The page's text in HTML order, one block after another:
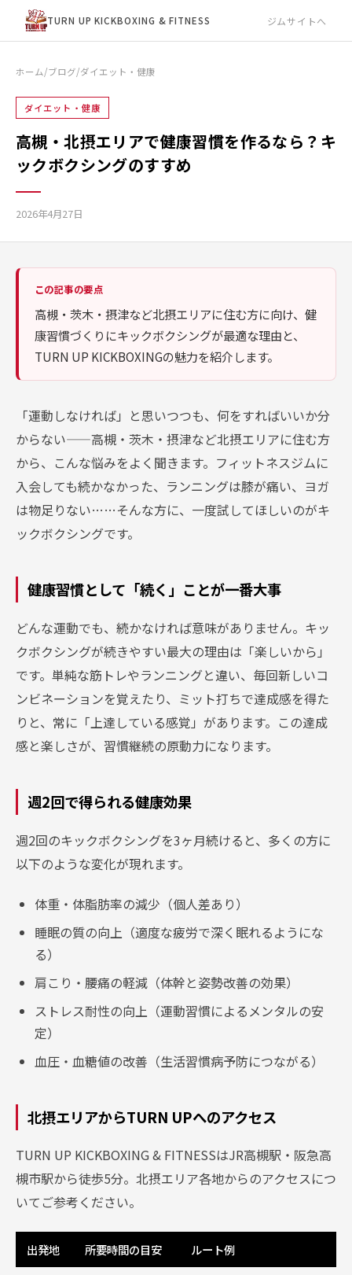
TURN UP KICKBOXING & FITNESS ジムサイトへ
ホーム/ブログ/ダイエット・健康
ダイエット・健康
高槻・北摂エリアで健康習慣を作るなら？キ
ックボクシングのすすめ
2026年4月27日
この記事の要点
高槻・茨木・摂津など北摂エリアに住む方に向け、健
康習慣づくりにキックボクシングが最適な理由と、
TURN UP KICKBOXINGの魅力を紹介します。
「運動しなければ」と思いつつも、何をすればいいか分
からない——高槻・茨木・摂津など北摂エリアに住む方
から、こんな悩みをよく聞きます。フィットネスジムに
入会しても続かなかった、ランニングは膝が痛い、ヨガ
は物足りない……そんな方に、一度試してほしいのがキ
ックボクシングです。
健康習慣として「続く」ことが一番大事
どんな運動でも、続かなければ意味がありません。キッ
クボクシングが続きやすい最大の理由は「楽しいから」
です。単純な筋トレやランニングと違い、毎回新しいコ
ンビネーションを覚えたり、ミット打ちで達成感を得た
りと、常に「上達している感覚」があります。この達成
感と楽しさが、習慣継続の原動力になります。
週2回で得られる健康効果
週2回のキックボクシングを3ヶ月続けると、多くの方に
以下のような変化が現れます。
体重・体脂肪率の減少（個人差あり）
睡眠の質の向上（適度な疲労で深く眠れるようにな
る）
肩こり・腰痛の軽減（体幹と姿勢改善の効果）
ストレス耐性の向上（運動習慣によるメンタルの安
定）
血圧・血糖値の改善（生活習慣病予防につながる）
北摂エリアからTURN UPへのアクセス
TURN UP KICKBOXING & FITNESSはJR高槻駅・阪急高
槻市駅から徒歩5分。北摂エリア各地からのアクセスにつ
いてご参考ください。
出発地 所要時間の目安 ルート例